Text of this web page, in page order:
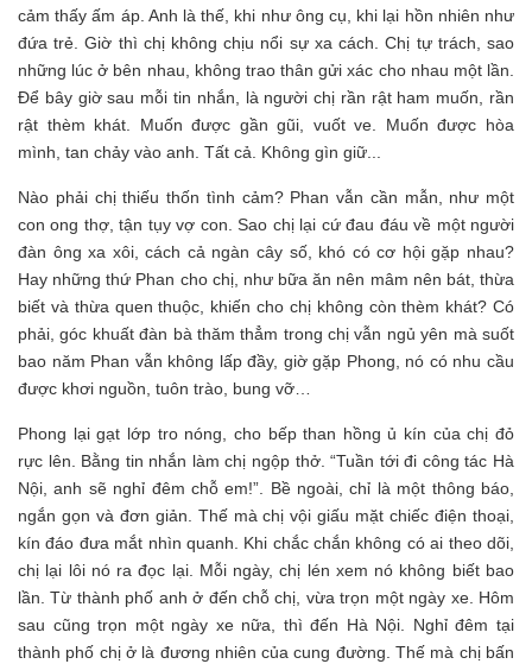
cảm thấy ấm áp. Anh là thế, khi như ông cụ, khi lại hồn nhiên như
đứa trẻ. Giờ thì chị không chịu nổi sự xa cách. Chị tự trách, sao
những lúc ở bên nhau, không trao thân gửi xác cho nhau một lần.
Để bây giờ sau mỗi tin nhắn, là người chị rần rật ham muốn, rần
rật thèm khát. Muốn được gần gũi, vuốt ve. Muốn được hòa
mình, tan chảy vào anh. Tất cả. Không gìn giữ...
Nào phải chị thiếu thốn tình cảm? Phan vẫn cần mẫn, như một
con ong thợ, tận tụy vợ con. Sao chị lại cứ đau đáu về một người
đàn ông xa xôi, cách cả ngàn cây số, khó có cơ hội gặp nhau?
Hay những thứ Phan cho chị, như bữa ăn nên mâm nên bát, thừa
biết và thừa quen thuộc, khiến cho chị không còn thèm khát? Có
phải, góc khuất đàn bà thăm thẳm trong chị vẫn ngủ yên mà suốt
bao năm Phan vẫn không lấp đầy, giờ gặp Phong, nó có nhu cầu
được khơi nguồn, tuôn trào, bung vỡ…
Phong lại gạt lớp tro nóng, cho bếp than hồng ủ kín của chị đỏ
rực lên. Bằng tin nhắn làm chị ngộp thở. “Tuần tới đi công tác Hà
Nội, anh sẽ nghỉ đêm chỗ em!”. Bề ngoài, chỉ là một thông báo,
ngắn gọn và đơn giản. Thế mà chị vội giấu mặt chiếc điện thoại,
kín đáo đưa mắt nhìn quanh. Khi chắc chắn không có ai theo dõi,
chị lại lôi nó ra đọc lại. Mỗi ngày, chị lén xem nó không biết bao
lần. Từ thành phố anh ở đến chỗ chị, vừa trọn một ngày xe. Hôm
sau cũng trọn một ngày xe nữa, thì đến Hà Nội. Nghỉ đêm tại
thành phố chị ở là đương nhiên của cung đường. Thế mà chị bấn